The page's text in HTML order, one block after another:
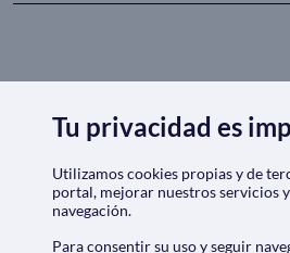
Tu privacidad es
Utilizamos cookies propias y de
portal, mejorar nuestros servicios
navegación.
Para consentir su uso y seguir